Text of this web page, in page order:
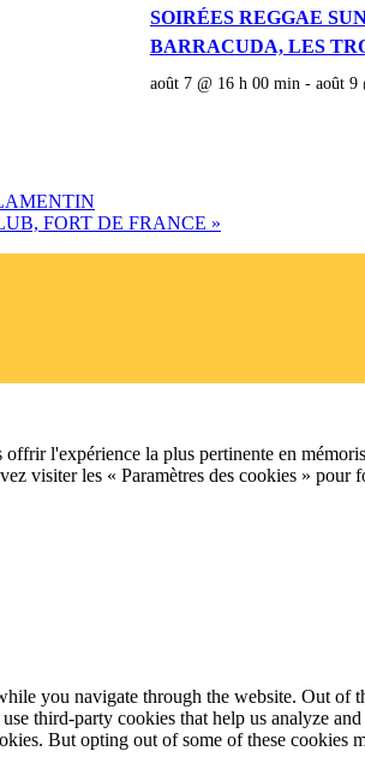
SOIRÉES REGGAE
BARRACUDA, LES
août 7 @ 16 h 00 min - août 9
FORT DE FRANCE »
l'expérience la plus pertinente en
visiter les « Paramètres des cookies » pour
you navigate through the website. Out of
third-party cookies that help us analyze
But opting out of some of these cookies